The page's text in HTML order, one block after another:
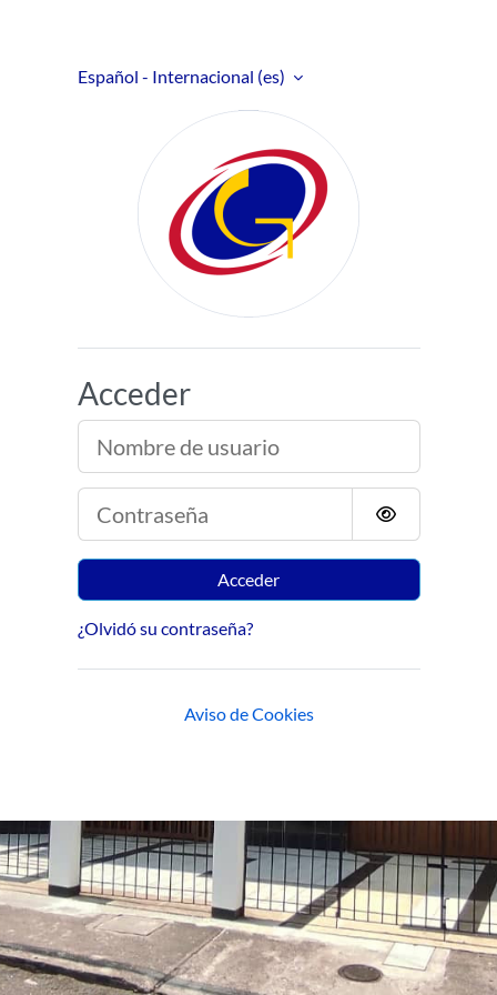
Español - Internacional ‎(es)‎
Aula Virtual
Acceder
Nombre de usuario
Contraseña
Acceder
¿Olvidó su contraseña?
Aviso de Cookies